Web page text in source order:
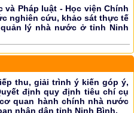
Pháp luật - Học viện Chính
nghiên cứu, khảo sát thực tế
lý nhà nước ở tỉnh Ninh
thu, giải trình ý kiến góp ý,
định quy định tiêu chí cụ
quan hành chính nhà nước
nhân dân tỉnh Ninh Bình.